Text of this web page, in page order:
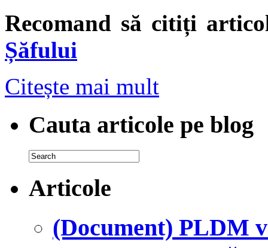
Recomand să citiți
Șăfului
Citește mai mult
Cauta articole pe blog
Articole
(Document) PLDM